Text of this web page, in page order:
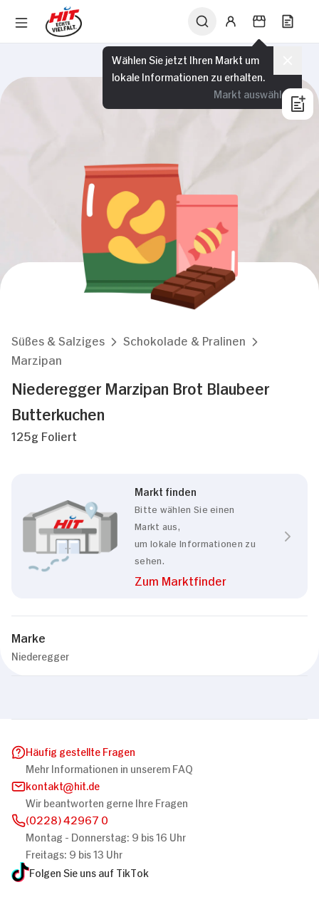
Diese Webseite verwendet Cookies
Wir verwenden Cookies, um Inhalte und Anzeigen
Medien anbieten zu können und die Zugriffe auf
wir Informationen zu Ihrer Verwendung unserer
Website an unsere Partner für soziale Medien,
Werbung und Analysen weiter. Unsere Partner
führen diese Informationen möglicherweise mit
weiteren Daten zusammen, die Sie ihnen
bereitgestellt haben oder die sie im Rahmen
Ihrer Nutzung der Dienste gesammelt haben.
Einwilligungsauswahl
Notwendig
Wählen Sie jetzt Ihren Markt um
lokale Informationen zu erhalten.
Markt auswählen
Süßes & Salziges
Schokolade & Pralinen
Marzipan
Niederegger Marzipan Brot Blaubeer
Butterkuchen
125g Foliert
Markt finden
Bitte wählen Sie einen
Markt aus,
um lokale Informationen zu
sehen.
Zum Marktfinder
Marke
Niederegger
Häufig gestellte Fragen
Mehr Informationen in unserem FAQ
kontakt
hit.de
Wir beantworten gerne Ihre Fragen
(0228) 42967 0
Montag - Donnerstag: 9 bis 16 Uhr
Freitags: 9 bis 13 Uhr
Folgen Sie uns auf TikTok